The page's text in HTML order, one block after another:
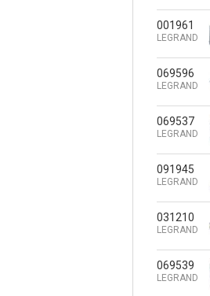
001961
LEGRAND
069596
LEGRAND
069537
LEGRAND
091945
LEGRAND
031210
LEGRAND
069539
LEGRAND